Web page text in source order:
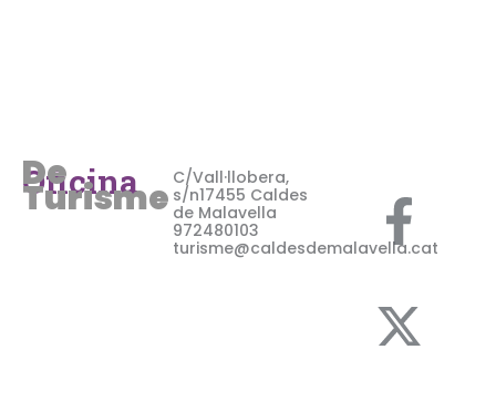
Oficina
De
Turisme C/Vall·llobera,
s/n17455 Caldes
de Malavella
972480103
turisme@caldesdemalavella.cat
F
a
e
X
-
w
I
n
t